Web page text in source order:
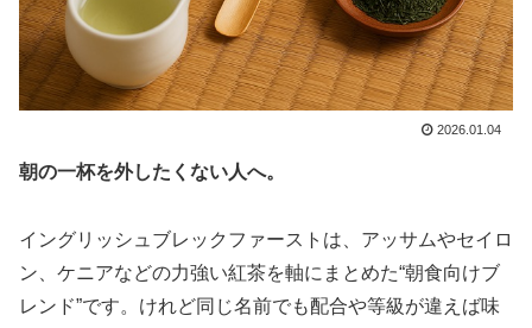
2026.01.04
朝の一杯を外したくない人へ。
イングリッシュブレックファーストは、アッサムやセイロ
ン、ケニアなどの力強い紅茶を軸にまとめた“朝食向けブ
レンド”です。けれど同じ名前でも配合や等級が違えば味